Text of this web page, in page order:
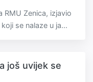
RMU Zenica, izjavio
se nalaze u ja...
još uvijek se